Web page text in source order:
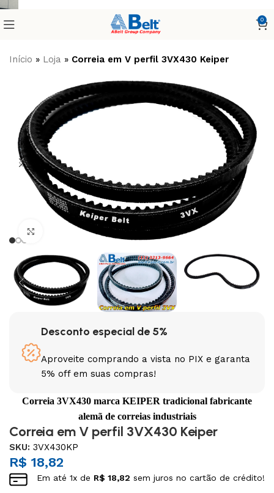
0
Início » Loja » Correia em V perfil 3VX430 Keiper
Clique para ampliar
Desconto especial de 5%
Aproveite comprando a vista no PIX e garanta
5% off em suas compras!
Correia 3VX430 marca KEIPER tradicional fabricante
alemã de correias industriais
Correia em V perfil 3VX430 Keiper
SKU:3VX430KP
R$ 18,82
Em até1x de R$ 18,82 sem juros no cartão de crédito!